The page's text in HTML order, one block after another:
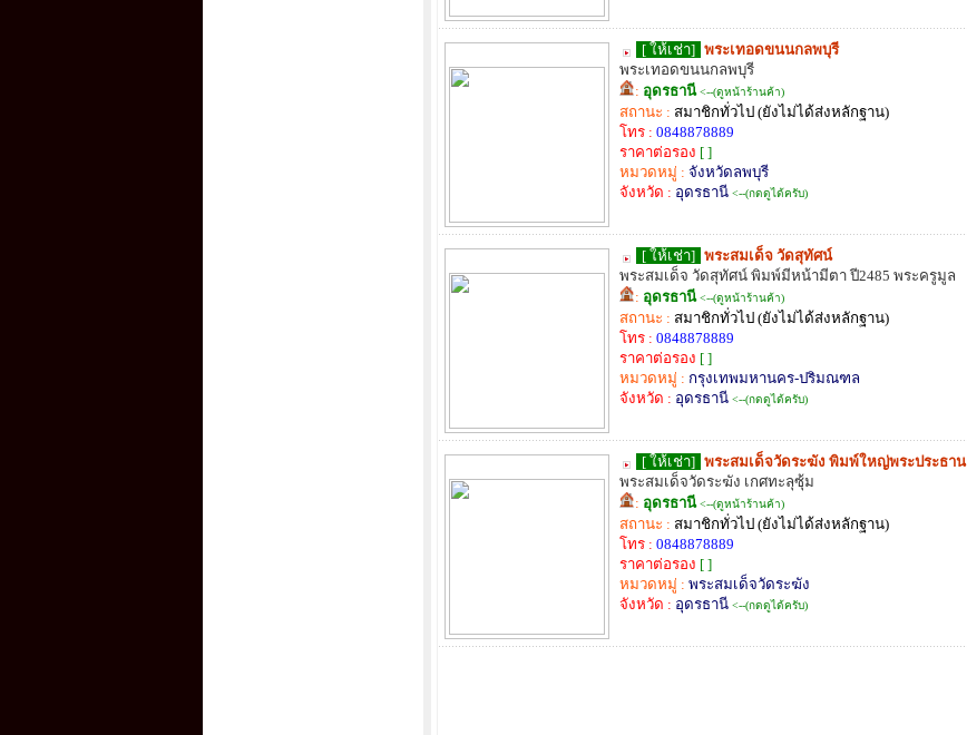
[ ให้เช่า] พระเทอดขนนกลพบุรี
พระเทอดขนนกลพบุรี
: อุดรธานี <--(ดูหน้าร้านค้า)
สถานะ : สมาชิกทั่วไป (ยังไม่ได้ส่งหลักฐาน)
โทร : 0848878889
ราคาต่อรอง [ ]
หมวดหมู่ : จังหวัดลพบุรี
จังหวัด : อุดรธานี <--(กดดูได้ครับ)
[ ให้เช่า] พระสมเด็จ วัดสุทัศน์
พระสมเด็จ วัดสุทัศน์ พิมพ์มีหน้ามีตา ปี2485 พระครูมูล
: อุดรธานี <--(ดูหน้าร้านค้า)
สถานะ : สมาชิกทั่วไป (ยังไม่ได้ส่งหลักฐาน)
โทร : 0848878889
ราคาต่อรอง [ ]
หมวดหมู่ : กรุงเทพมหานคร-ปริมณฑล
จังหวัด : อุดรธานี <--(กดดูได้ครับ)
[ ให้เช่า] พระสมเด็จวัดระฆัง พิมพ์ใหญ่พระประธาน
พระสมเด็จวัดระฆัง เกศทะลุซุ้ม
: อุดรธานี <--(ดูหน้าร้านค้า)
สถานะ : สมาชิกทั่วไป (ยังไม่ได้ส่งหลักฐาน)
โทร : 0848878889
ราคาต่อรอง [ ]
หมวดหมู่ : พระสมเด็จวัดระฆัง
จังหวัด : อุดรธานี <--(กดดูได้ครับ)